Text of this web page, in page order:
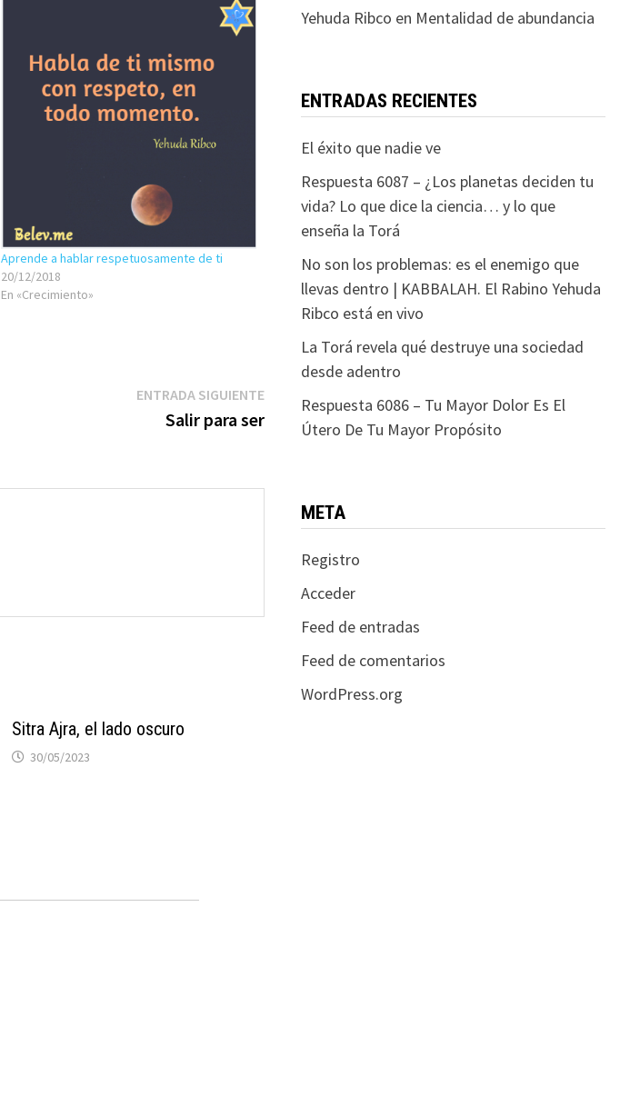
Aprende a hablar respetuosamente de ti
20/12/2018
En «Crecimiento»
ENTRADA SIGUIENTEEntrada
siguiente:
Salir para ser
Sitra Ajra, el lado oscuro
30/05/2023
Yehuda Ribco en Mentalidad de abundancia
ENTRADAS RECIENTES
El éxito que nadie ve
Respuesta 6087 – ¿Los planetas deciden tu
vida? Lo que dice la ciencia… y lo que
enseña la Torá
No son los problemas: es el enemigo que
llevas dentro | KABBALAH. El Rabino Yehuda
Ribco está en vivo
La Torá revela qué destruye una sociedad
desde adentro
Respuesta 6086 – Tu Mayor Dolor Es El
Útero De Tu Mayor Propósito
META
Registro
Acceder
Feed de entradas
Feed de comentarios
WordPress.org